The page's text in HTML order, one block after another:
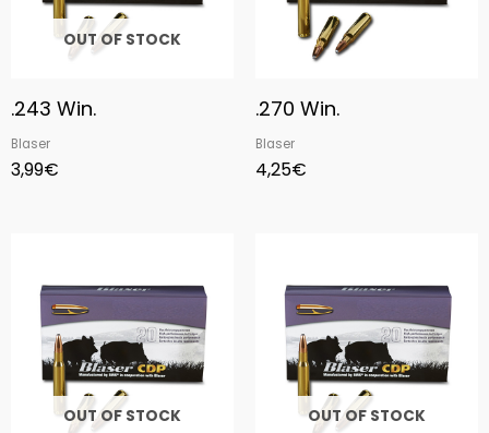
OUT OF STOCK
.243 Win.
Blaser
3,99€
.270 Win.
Blaser
4,25€
OUT OF STOCK OUT OF STOCK